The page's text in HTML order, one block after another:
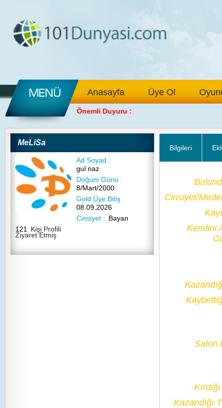
Anasayfa Üye Ol
Önemli Duyuru :
MeLiSa
Ad Soyad :
gul naz
Doğum Günü :
8/Mart/2000
Gold Üye Bitiş
08.09.2026
Cinsiyet : Bayan
121
Kişi Profili
Ziyaret Etmiş
Bilgileri
Cinsiyet/
Kendini
Salon
Kazandığı